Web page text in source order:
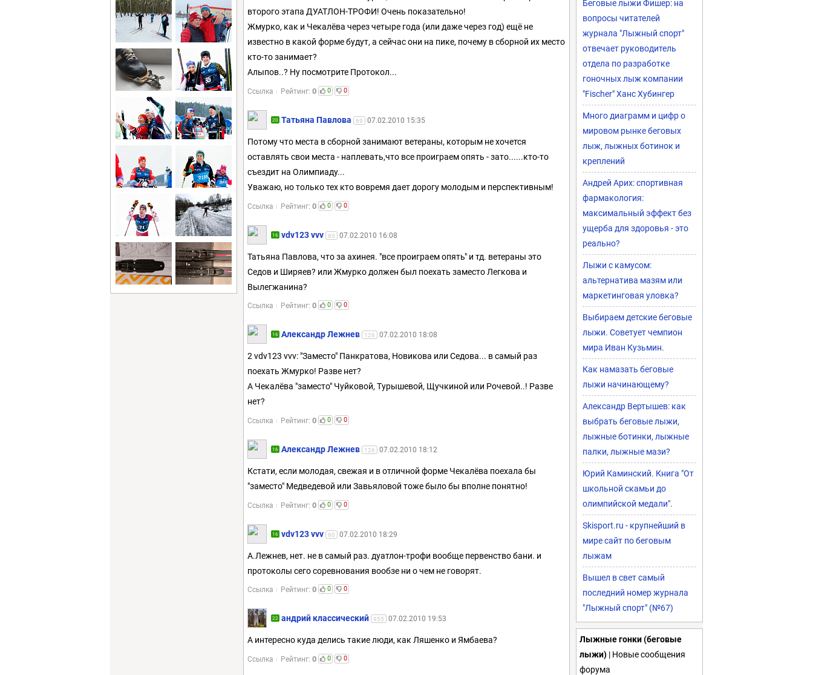
второго этапа ДУАТЛОН-ТРОФИ! Очень показательно!
Жмурко, как и Чекалёва через четыре года (или даже через год) ещё не
известно в какой форме будут, а сейчас они на пике, почему в сборной их место
кто-то занимает?
Алыпов..? Ну посмотрите Протокол...
Ссылка Рейтинг: 0 0 0
20 Татьяна Павлова 69 07.02.2010 15:35
Потому что места в сборной занимают ветераны, которым не хочется
оставлять свои места - наплевать,что все проиграем опять - зато......кто-то
съездит на Олимпиаду...
Уважаю, но только тех кто вовремя дает дорогу молодым и перспективным!
Ссылка Рейтинг: 0 0 0
16 vdv123 vvv 60 07.02.2010 16:08
Татьяна Павлова, что за ахинея. "все проиграем опять" и тд. ветераны это
Седов и Ширяев? или Жмурко должен был поехать заместо Легкова и
Вылегжанина?
Ссылка Рейтинг: 0 0 0
16 Александр Лежнев 126 07.02.2010 18:08
2 vdv123 vvv: "Заместо" Панкратова, Новикова или Седова... в самый раз
поехать Жмурко! Разве нет?
А Чекалёва "заместо" Чуйковой, Турышевой, Щучкиной или Рочевой..! Разве
нет?
Ссылка Рейтинг: 0 0 0
16 Александр Лежнев 126 07.02.2010 18:12
Кстати, если молодая, свежая и в отличной форме Чекалёва поехала бы
"заместо" Медведевой или Завьяловой тоже было бы вполне понятно!
Ссылка Рейтинг: 0 0 0
16 vdv123 vvv 60 07.02.2010 18:29
А.Лежнев, нет. не в самый раз. дуатлон-трофи вообще первенство бани. и
протоколы сего соревнования вообзе ни о чем не говорят.
Ссылка Рейтинг: 0 0 0
22 андрий классический 955 07.02.2010 19:53
А интересно куда делись такие люди, как Ляшенко и Ямбаева?
Ссылка Рейтинг: 0 0 0
Беговые лыжи Фишер: на
вопросы читателей
журнала "Лыжный спорт"
отвечает руководитель
отдела по разработке
гоночных лыж компании
"Fischer" Ханс Хубингер
Много диаграмм и цифр о
мировом рынке беговых
лыж, лыжных ботинок и
креплений
Андрей Арих: спортивная
фармакология:
максимальный эффект без
ущерба для здоровья - это
реально?
Лыжи с камусом:
альтернатива мазям или
маркетинговая уловка?
Выбираем детские беговые
лыжи. Советует чемпион
мира Иван Кузьмин.
Как намазать беговые
лыжи начинающему?
Александр Вертышев: как
выбрать беговые лыжи,
лыжные ботинки, лыжные
палки, лыжные мази?
Юрий Каминский. Книга "От
школьной скамьи до
олимпийской медали".
Skisport.ru - крупнейший в
мире сайт по беговым
лыжам
Вышел в свет самый
последний номер журнала
"Лыжный спорт" (№67)
Лыжные гонки (беговые
лыжи) | Новые сообщения
форума